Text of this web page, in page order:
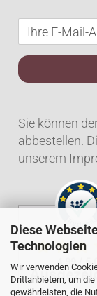
Diese
Technologien
Wir verwenden
Drittanbietern, um
gewährleisten, die
Sie können
abbestellen.
unserem